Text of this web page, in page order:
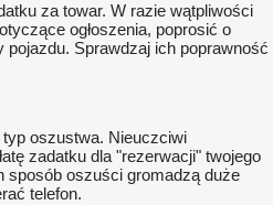
za towar. W razie wątpliwości
ogłoszenia, poprosić o
Sprawdzaj ich poprawność
oszustwa. Nieuczciwi
zadatku dla "rezerwacji" twojego
sposób oszuści gromadzą duże
telefon.